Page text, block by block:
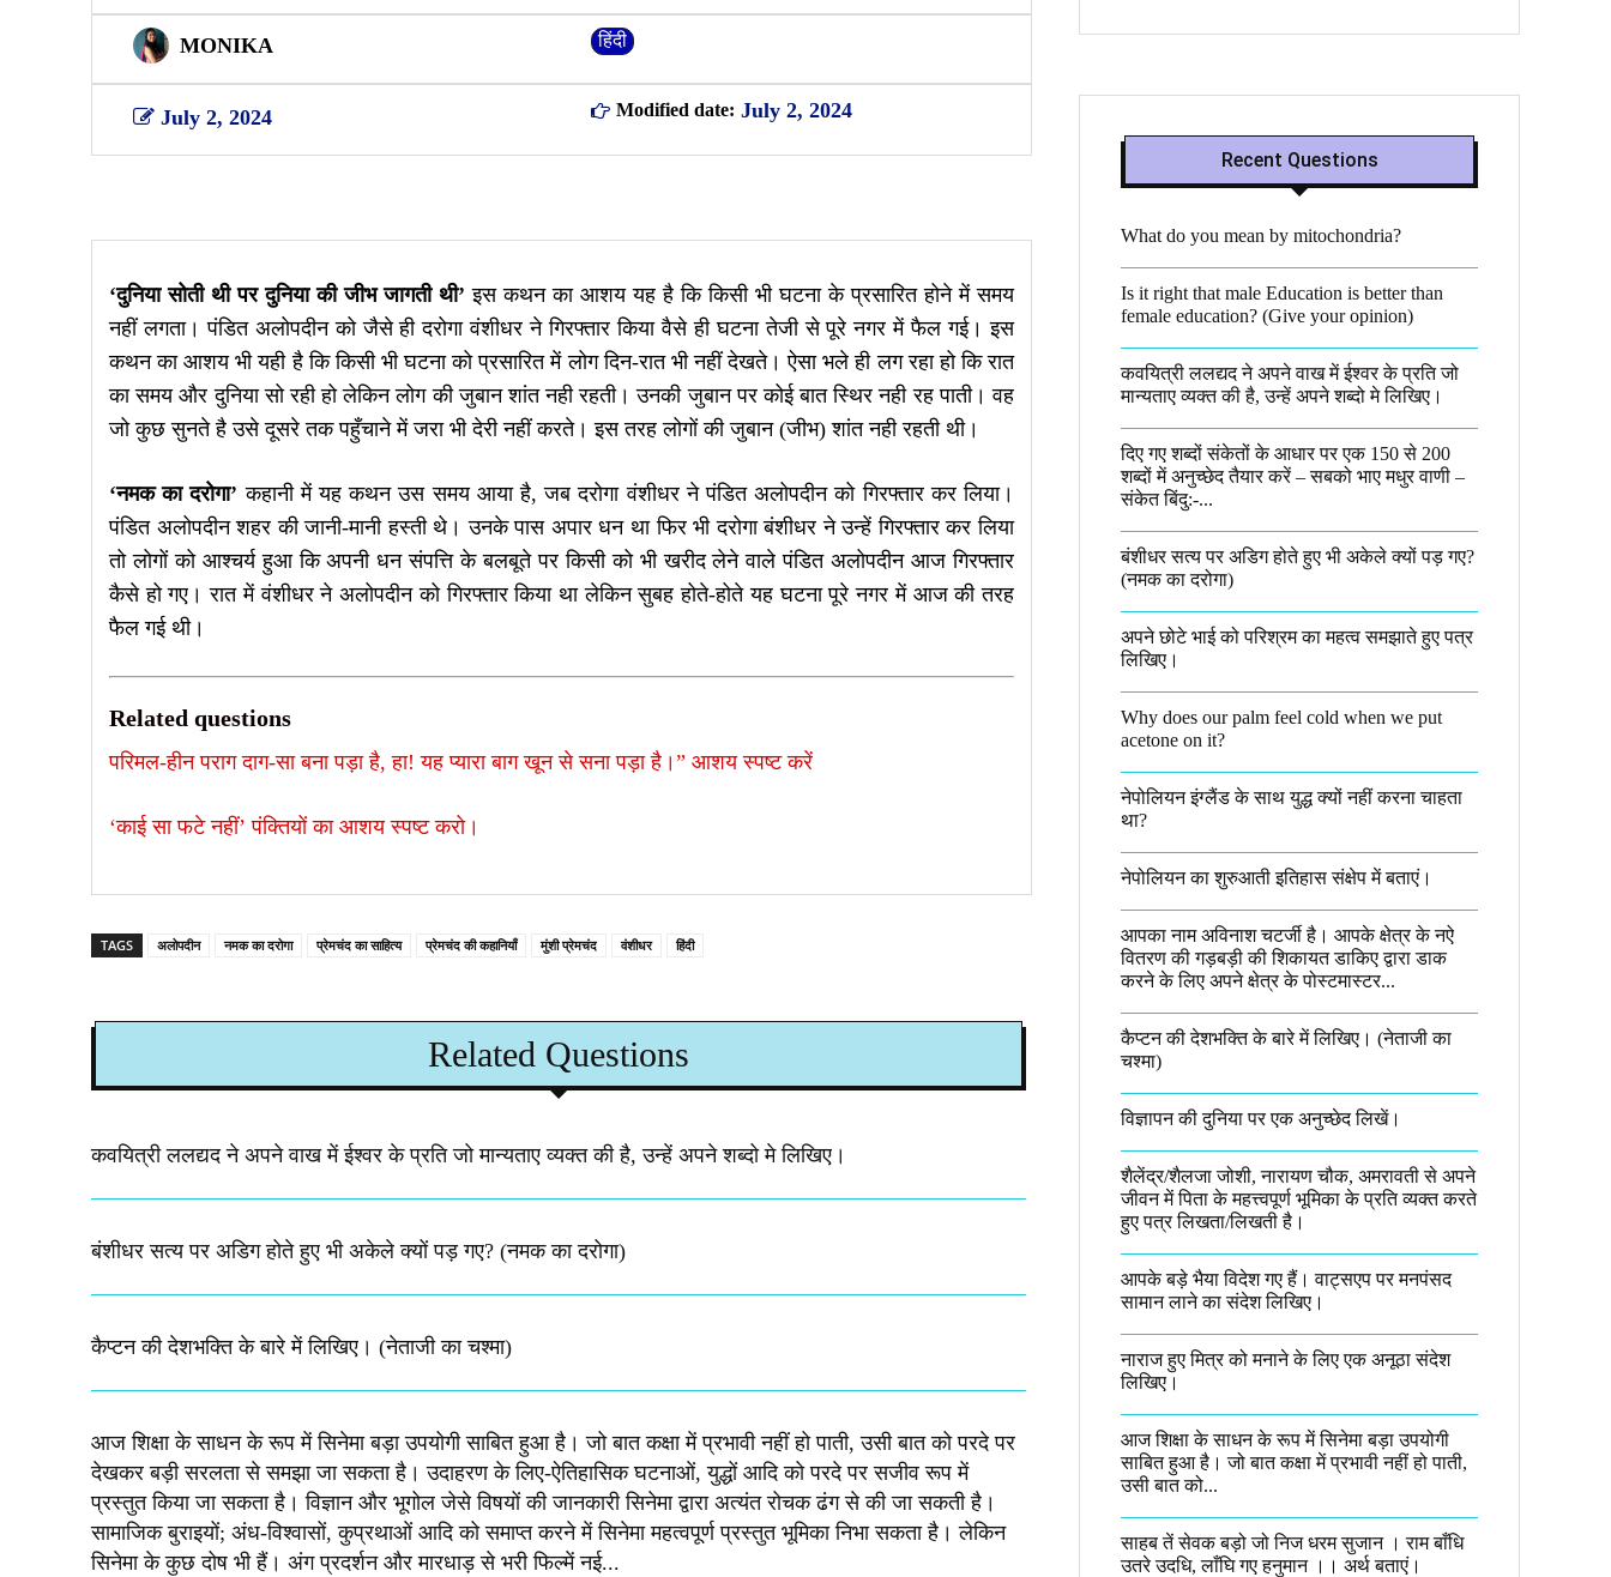
MONIKA हिंदी
July 2, 2024 Modified date: July 2, 2024
‘दुनिया सोती थी पर दुनिया की जीभ जागती थी’ इस कथन का आशय यह है कि किसी भी घटना के प्रसारित होने में समय
नहीं लगता। पंडित अलोपदीन को जैसे ही दरोगा वंशीधर ने गिरफ्तार किया वैसे ही घटना तेजी से पूरे नगर में फैल गई। इस
कथन का आशय भी यही है कि किसी भी घटना को प्रसारित में लोग दिन-रात भी नहीं देखते। ऐसा भले ही लग रहा हो कि रात
का समय और दुनिया सो रही हो लेकिन लोग की जुबान शांत नही रहती। उनकी जुबान पर कोई बात स्थिर नही रह पाती। वह
जो कुछ सुनते है उसे दूसरे तक पहुँचाने में जरा भी देरी नहीं करते। इस तरह लोगों की जुबान (जीभ) शांत नही रहती थी।
‘नमक का दरोगा’ कहानी में यह कथन उस समय आया है, जब दरोगा वंशीधर ने पंडित अलोपदीन को गिरफ्तार कर लिया।
पंडित अलोपदीन शहर की जानी-मानी हस्ती थे। उनके पास अपार धन था फिर भी दरोगा बंशीधर ने उन्हें गिरफ्तार कर लिया
तो लोगों को आश्चर्य हुआ कि अपनी धन संपत्ति के बलबूते पर किसी को भी खरीद लेने वाले पंडित अलोपदीन आज गिरफ्तार
कैसे हो गए। रात में वंशीधर ने अलोपदीन को गिरफ्तार किया था लेकिन सुबह होते-होते यह घटना पूरे नगर में आज की तरह
फैल गई थी।
Related questions
परिमल-हीन पराग दाग-सा बना पड़ा है, हा! यह प्यारा बाग खून से सना पड़ा है।” आशय स्पष्ट करें
‘काई सा फटे नहीं’ पंक्तियों का आशय स्पष्ट करो।
TAGS अलोपदीन नमक का दरोगा प्रेमचंद का साहित्य प्रेमचंद की कहानियाँ मुंशी प्रेमचंद वंशीधर हिंदी
Related Questions
कवयित्री ललद्यद ने अपने वाख में ईश्वर के प्रति जो मान्यताए व्यक्त की है, उन्हें अपने शब्दो मे लिखिए।
बंशीधर सत्य पर अडिग होते हुए भी अकेले क्यों पड़ गए? (नमक का दरोगा)
कैप्टन की देशभक्ति के बारे में लिखिए।​ (नेताजी का चश्मा)
आज शिक्षा के साधन के रूप में सिनेमा बड़ा उपयोगी साबित हुआ है। जो बात कक्षा में प्रभावी नहीं हो पाती, उसी बात को परदे पर
देखकर बड़ी सरलता से समझा जा सकता है। उदाहरण के लिए-ऐतिहासिक घटनाओं, युद्धों आदि को परदे पर सजीव रूप में
प्रस्तुत किया जा सकता है। विज्ञान और भूगोल जेसे विषयों की जानकारी सिनेमा द्वारा अत्यंत रोचक ढंग से की जा सकती है।
सामाजिक बुराइयों; अंध-विश्वासों, कुप्रथाओं आदि को समाप्त करने में सिनेमा महत्वपूर्ण प्रस्तुत भूमिका निभा सकता है। लेकिन
सिनेमा के कुछ दोष भी हैं। अंग प्रदर्शन और मारधाड़ से भरी फिल्में नई...
Recent Questions
What do you mean by mitochondria?​
Is it right that male Education is better than
female education? (Give your opinion)
कवयित्री ललद्यद ने अपने वाख में ईश्वर के प्रति जो
मान्यताए व्यक्त की है, उन्हें अपने शब्दो मे लिखिए।
दिए गए शब्दों संकेतों के आधार पर एक 150 से 200
शब्दों में अनुच्छेद तैयार करें – सबको भाए मधुर वाणी –
संकेत बिंदु:-...
बंशीधर सत्य पर अडिग होते हुए भी अकेले क्यों पड़ गए?
(नमक का दरोगा)
अपने छोटे भाई को परिश्रम का महत्व समझाते हुए पत्र
लिखिए।
Why does our palm feel cold when we put
acetone on it?
नेपोलियन इंग्लैंड के साथ युद्ध क्यों नहीं करना चाहता
था​?
नेपोलियन का शुरुआती इतिहास संक्षेप में बताएं।
आपका नाम अविनाश चटर्जी है। आपके क्षेत्र के नऐ
वितरण की गड़बड़ी की शिकायत डाकिए द्वारा डाक
करने के लिए अपने क्षेत्र के पोस्टमास्टर...
कैप्टन की देशभक्ति के बारे में लिखिए।​ (नेताजी का
चश्मा)
विज्ञापन की दुनिया पर एक अनुच्छेद लिखें।
शैलेंद्र/शैलजा जोशी, नारायण चौक, अमरावती से अपने
जीवन में पिता के महत्त्वपूर्ण भूमिका के प्रति व्यक्त करते
हुए पत्र लिखता/लिखती है।​
आपके बड़े भैया विदेश गए हैं। वाट्सएप पर मनपंसद
सामान लाने का संदेश लिखिए।
नाराज हुए मित्र को मनाने के लिए एक अनूठा संदेश
लिखिए।
आज शिक्षा के साधन के रूप में सिनेमा बड़ा उपयोगी
साबित हुआ है। जो बात कक्षा में प्रभावी नहीं हो पाती,
उसी बात को...
साहब तें सेवक बड़ो जो निज धरम सुजान । राम बाँधि
उतरे उदधि, लाँघि गए हनुमान ।।​ अर्थ बताएं।